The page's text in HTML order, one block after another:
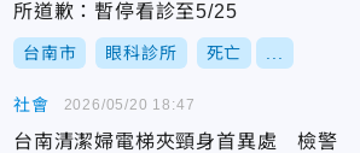
所道歉：暫停看診至5/25
台南市 眼科診所 死亡
社會
台南清潔婦電梯夾頸身首異處 檢警
2026/05/20 18:47